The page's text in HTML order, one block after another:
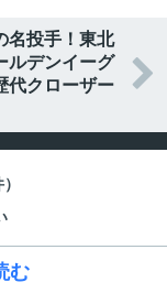
名投手！東北
ルデンイーグ
代クローザー

む